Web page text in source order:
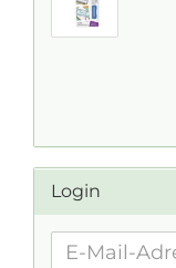
Login
E-